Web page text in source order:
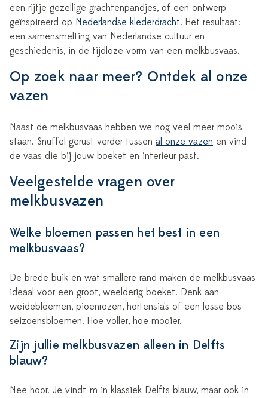
een rijtje gezellige grachtenpandjes, of een ontwerp
geïnspireerd op Nederlandse klederdracht. Het resultaat:
een samensmelting van Nederlandse cultuur en
geschiedenis, in de tijdloze vorm van een melkbusvaas.
Op zoek naar meer? Ontdek al onze
vazen
Naast de melkbusvaas hebben we nog veel meer moois
staan. Snuffel gerust verder tussen al onze vazen en vind
de vaas die bij jouw boeket en interieur past.
Veelgestelde vragen over
melkbusvazen
Welke bloemen passen het best in een
melkbusvaas?
De brede buik en wat smallere rand maken de melkbusvaas
ideaal voor een groot, weelderig boeket. Denk aan
weidebloemen, pioenrozen, hortensia's of een losse bos
seizoensbloemen. Hoe voller, hoe mooier.
Zijn jullie melkbusvazen alleen in Delfts
blauw?
Nee hoor. Je vindt 'm in klassiek Delfts blauw, maar ook in